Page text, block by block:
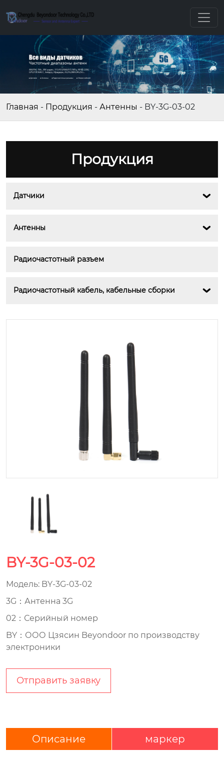
Главная - Продукция - Антенны - BY-3G-03-02
Продукция
Датчики 
Антенны 
Радиочастотный разъем
Радиочастотный кабель, кабельные сборки 
BY-3G-03-02
Модель: BY-3G-03-02
3G：Антенна 3G
02：Серийный номер
BY：ООО Цзясин Beyondoor по производству
электроники
Отправить заявку
Описание маркер